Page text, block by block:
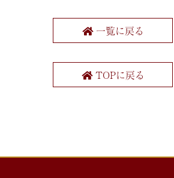
一覧に戻る
TOPに戻る